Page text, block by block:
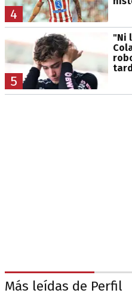
4
5
"Ni
Más leídas de Perfil